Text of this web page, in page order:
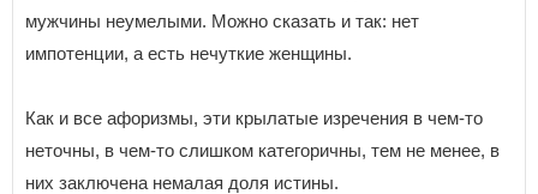
мужчины неумелыми. Можно сказать и так: нет
импотенции, а есть нечуткие женщины.
Как и все афоризмы, эти крылатые изречения в чем-то
неточны, в чем-то слишком категоричны, тем не менее, в
них заключена немалая доля истины.